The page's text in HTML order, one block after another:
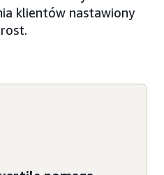
klientów nastawiony